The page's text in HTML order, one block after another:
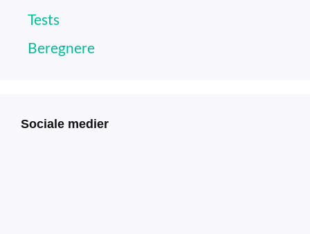
Tests
Beregnere
Sociale medier